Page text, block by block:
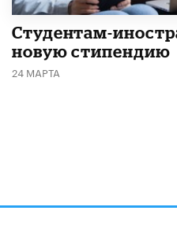
Студентам-
новую стипендию
24 МАРТА